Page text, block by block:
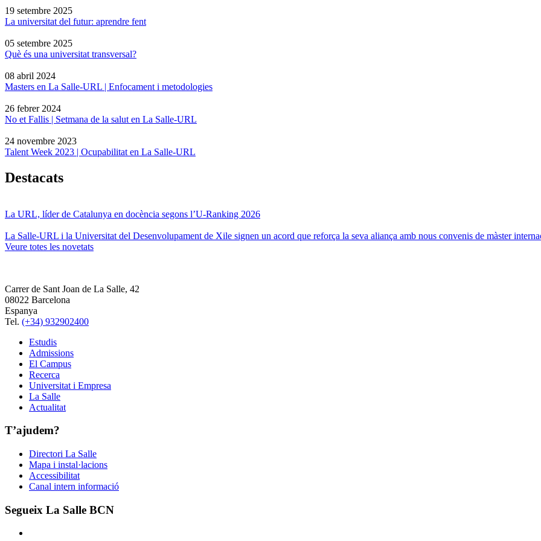
19 setembre 2025
La universitat del futur: aprendre fent
05 setembre 2025
Què és una universitat transversal?
08 abril 2024
Masters en La Salle-URL | Enfocament i metodologies
26 febrer 2024
No et Fallis | Setmana de la salut en La Salle-URL
24 novembre 2023
Talent Week 2023 | Ocupabilitat en La Salle-URL
Destacats
La URL, líder de Catalunya en docència segons l’U-Ranking 2026
La Salle-URL i la Universitat del Desenvolupament de Xile signen un acord que reforça la seva aliança amb nous convenis de màster
Veure totes les novetats
Carrer de Sant Joan de La Salle, 42
08022 Barcelona
Espanya
Tel. (+34) 932902400
Estudis
Admissions
El Campus
Recerca
Universitat i Empresa
La Salle
Actualitat
T’ajudem?
Directori La Salle
Mapa i instal·lacions
Accessibilitat
Canal intern informació
Segueix La Salle BCN